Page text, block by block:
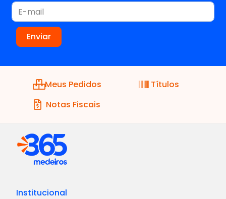
Meus Pedidos
Títulos
Notas Fiscais
Institucional